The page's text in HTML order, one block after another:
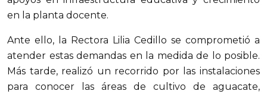
en la planta docente.
Ante ello, la Rectora Lilia Cedillo se comprometió a
atender estas demandas en la medida de lo posible.
Más tarde, realizó un recorrido por las instalaciones
para conocer las áreas de cultivo de aguacate,